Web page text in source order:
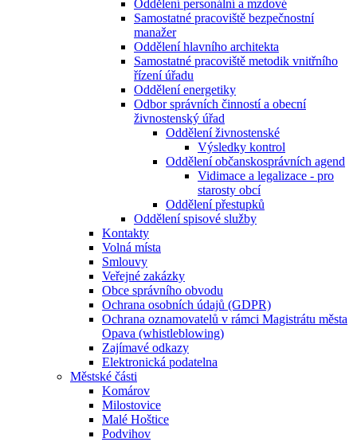
Oddělení personální a mzdové
Samostatné pracoviště bezpečnostní
manažer
Oddělení hlavního architekta
Samostatné pracoviště metodik vnitřního
řízení úřadu
Oddělení energetiky
Odbor správních činností a obecní
živnostenský úřad
Oddělení živnostenské
Výsledky kontrol
Oddělení občanskosprávních agend
Vidimace a legalizace - pro
starosty obcí
Oddělení přestupků
Oddělení spisové služby
Kontakty
Volná místa
Smlouvy
Veřejné zakázky
Obce správního obvodu
Ochrana osobních údajů (GDPR)
Ochrana oznamovatelů v rámci Magistrátu města
Opava (whistleblowing)
Zajímavé odkazy
Elektronická podatelna
Městské části
Komárov
Milostovice
Malé Hoštice
Podvihov